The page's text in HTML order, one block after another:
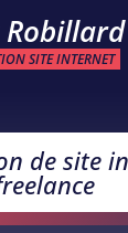
SITE INTERNET
de site